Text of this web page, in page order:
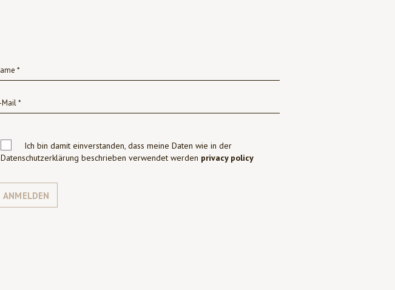
Ich bin damit einverstanden, dass meine Daten wie in der
Datenschutzerklärung beschrieben verwendet werden privacy policy
ANMELDEN